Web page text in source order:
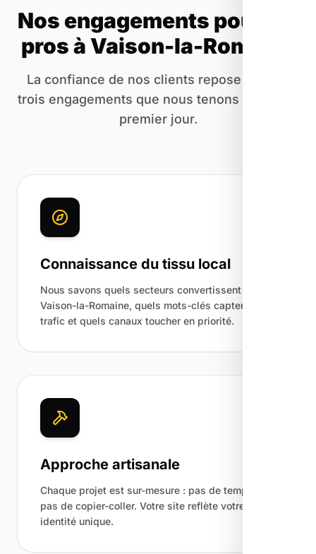
Nos engagements pour les
pros à Vaison-la-Romaine
La confiance de nos clients repose sur ces
trois engagements que nous tenons depuis le
premier jour.
Connaissance du tissu local
Nous savons quels secteurs convertissent à
Vaison-la-Romaine, quels mots-clés captent du
trafic et quels canaux toucher en priorité.
Approche artisanale
Chaque projet est sur-mesure : pas de template,
pas de copier-coller. Votre site reflète votre
identité unique.